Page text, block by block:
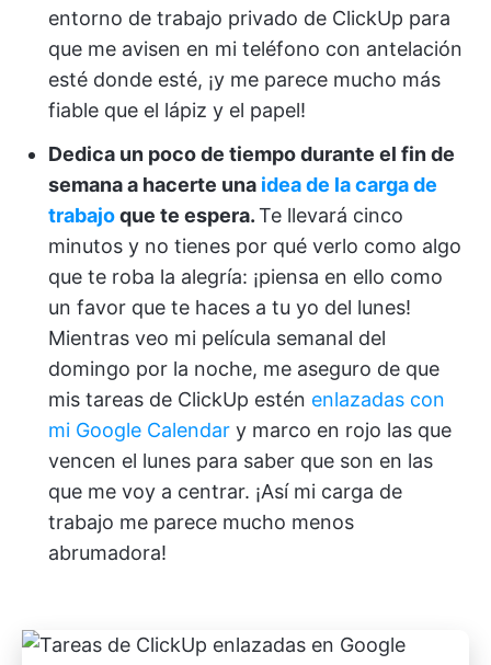
entorno de trabajo privado de ClickUp para
que me avisen en mi teléfono con antelación
esté donde esté, ¡y me parece mucho más
fiable que el lápiz y el papel!
Dedica un poco de tiempo durante el fin de
semana a hacerte una idea de la carga de
trabajoque te espera.Te llevará cinco
minutos y no tienes por qué verlo como algo
que te roba la alegría: ¡piensa en ello como
un favor que te haces a tu yo del lunes!
Mientras veo mi película semanal del
domingo por la noche, me aseguro de que
mis tareas de ClickUp estén enlazadas con
mi Google Calendar y marco en rojo las que
vencen el lunes para saber que son en las
que me voy a centrar. ¡Así mi carga de
trabajo me parece mucho menos
abrumadora!